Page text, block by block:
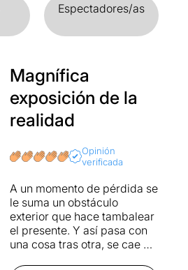
Espectadores/as
Magnífica
exposición de la
realidad
Opinión
verificada
A un momento de pérdida se
le suma un obstáculo
exterior que hace tambalear
el presente. Y así pasa con
una cosa tras otra, se cae en